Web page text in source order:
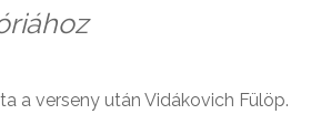
a verseny után Vidákovich Fülöp.